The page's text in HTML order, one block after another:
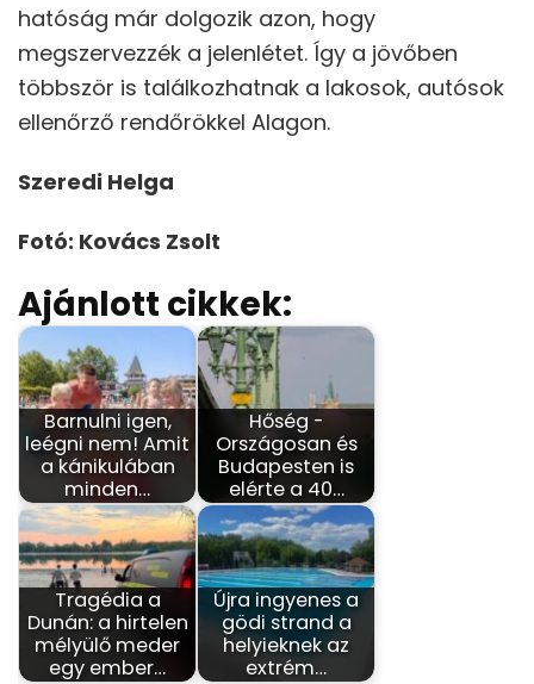
hatóság már dolgozik azon, hogy
megszervezzék a jelenlétet. Így a jövőben
többször is találkozhatnak a lakosok, autósok
ellenőrző rendőrökkel Alagon.
Szeredi Helga
Fotó: Kovács Zsolt
Ajánlott cikkek:
Barnulni igen,
leégni nem! Amit
a kánikulában
minden…
Hőség -
Országosan és
Budapesten is
elérte a 40…
Tragédia a
Dunán: a hirtelen
mélyülő meder
egy ember…
Újra ingyenes a
gödi strand a
helyieknek az
extrém…